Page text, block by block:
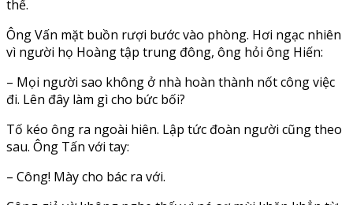
thế.
Ông Vấn mặt buồn rượi bước vào phòng. Hơi ngạc nhiên
vì người họ Hoàng tập trung đông, ông hỏi ông Hiến:
– Mọi người sao không ở nhà hoàn thành nốt công việc
đi. Lên đây làm gì cho bức bối?
Tố kéo ông ra ngoài hiên. Lập tức đoàn người cũng theo
sau. Ông Tấn với tay:
– Công! Mày cho bác ra với.